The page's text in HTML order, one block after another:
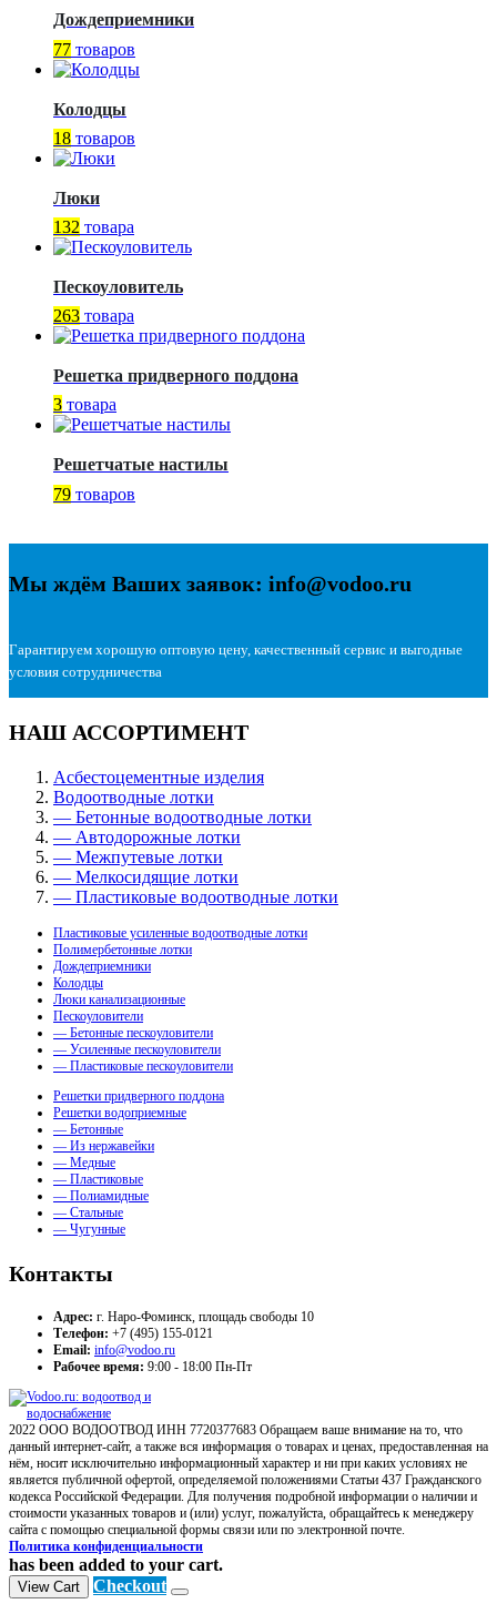
Дождеприемники
77 товаров
Колодцы
18 товаров
Люки
132 товара
Пескоуловитель
263 товара
Решетка придверного поддона
3 товара
Решетчатые настилы
79 товаров
Мы ждём Ваших заявок: info@vodoo.ru
Гарантируем хорошую оптовую цену, качественный сервис и выгодные
условия сотрудничества
НАШ АССОРТИМЕНТ
Асбестоцементные изделия
Водоотводные лотки
— Бетонные водоотводные лотки
— Автодорожные лотки
— Межпутевые лотки
— Мелкосидящие лотки
— Пластиковые водоотводные лотки
Пластиковые усиленные водоотводные лотки
Полимербетонные лотки
Дождеприемники
Колодцы
Люки канализационные
Пескоуловители
— Бетонные пескоуловители
— Усиленные пескоуловители
— Пластиковые пескоуловители
Решетки придверного поддона
Решетки водоприемные
— Бетонные
— Из нержавейки
— Медные
— Пластиковые
— Полиамидные
— Стальные
— Чугунные
Контакты
Адрес: г. Наро-Фоминск, площадь свободы 10
Телефон: +7 (495) 155-0121
Email: info@vodoo.ru
Рабочее время: 9:00 - 18:00 Пн-Пт
2022 ООО ВОДООТВОД ИНН 7720377683 Обращаем ваше внимание на то, что
данный интернет-сайт, а также вся информация о товарах и ценах, предоставленная на
нём, носит исключительно информационный характер и ни при каких условиях не
является публичной офертой, определяемой положениями Статьи 437 Гражданского
кодекса Российской Федерации. Для получения подробной информации о наличии и
стоимости указанных товаров и (или) услуг, пожалуйста, обращайтесь к менеджеру
сайта с помощью специальной формы связи или по электронной почте.
Политика конфиденциальности
has been added to your cart.
View Cart Checkout